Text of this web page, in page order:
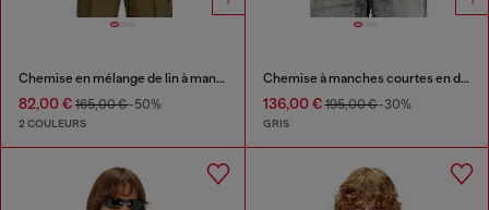
Chemise en mélange de lin à manches courtes
82,00 € 165,00 €-50%
2 COULEURS
Chemise à manches courtes en denim traité fluide
136,00 €195,00 €-30%
GRIS